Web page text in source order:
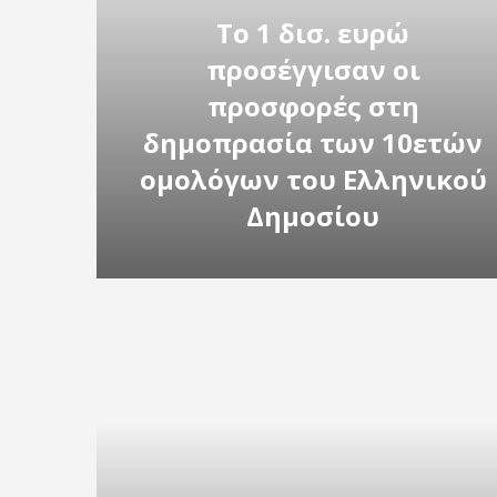
Το 1 δισ. ευρώ
προσέγγισαν οι
προσφορές στη
δημοπρασία των 10ετών
ομολόγων του Ελληνικού
Δημοσίου